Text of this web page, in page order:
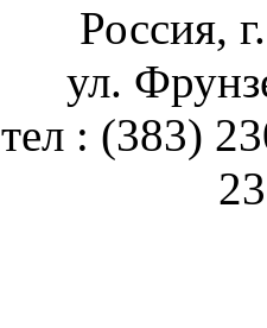
Россия,
ул.
тел : (383)